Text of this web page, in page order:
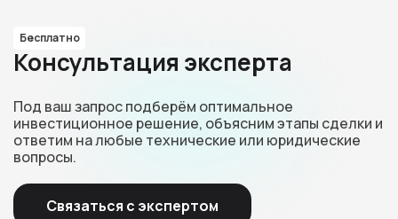
Бесплатно
Консультация эксперта
Под ваш запрос подберём оптимальное
инвестиционное решение, объясним этапы сделки и
ответим на любые технические или юридические
вопросы.
Связаться с экспертом